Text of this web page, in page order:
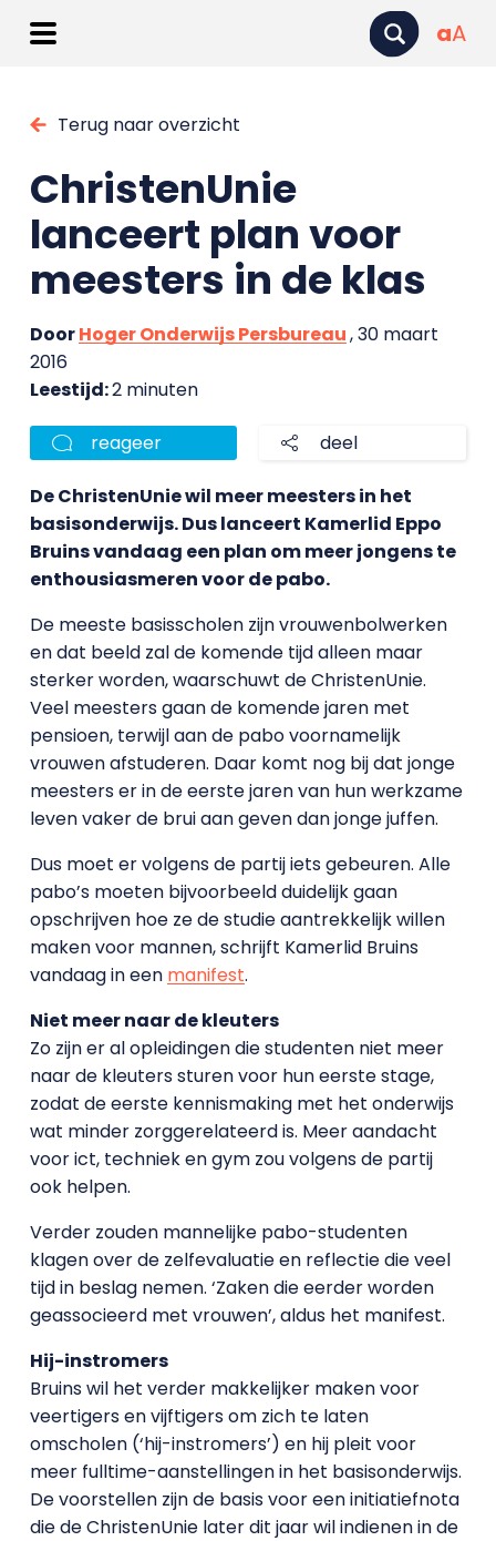
aA
Terug naar overzicht
ChristenUnie
lanceert plan voor
meesters in de klas
DoorHoger Onderwijs Persbureau, 30 maart
2016
Leestijd:2 minuten
reageer deel
De ChristenUnie wil meer meesters in het
basisonderwijs. Dus lanceert Kamerlid Eppo
Bruins vandaag een plan om meer jongens te
enthousiasmeren voor de pabo.
De meeste basisscholen zijn vrouwenbolwerken
en dat beeld zal de komende tijd alleen maar
sterker worden, waarschuwt de ChristenUnie.
Veel meesters gaan de komende jaren met
pensioen, terwijl aan de pabo voornamelijk
vrouwen afstuderen. Daar komt nog bij dat jonge
meesters er in de eerste jaren van hun werkzame
leven vaker de brui aan geven dan jonge juffen.
Dus moet er volgens de partij iets gebeuren. Alle
pabo’s moeten bijvoorbeeld duidelijk gaan
opschrijven hoe ze de studie aantrekkelijk willen
maken voor mannen, schrijft Kamerlid Bruins
vandaag in een manifest.
Niet meer naar de kleuters
Zo zijn er al opleidingen die studenten niet meer
naar de kleuters sturen voor hun eerste stage,
zodat de eerste kennismaking met het onderwijs
wat minder zorggerelateerd is. Meer aandacht
voor ict, techniek en gym zou volgens de partij
ook helpen.
Verder zouden mannelijke pabo-studenten
klagen over de zelfevaluatie en reflectie die veel
tijd in beslag nemen. ‘Zaken die eerder worden
geassocieerd met vrouwen’, aldus het manifest.
Hij-instromers
Bruins wil het verder makkelijker maken voor
veertigers en vijftigers om zich te laten
omscholen (‘hij-instromers’) en hij pleit voor
meer fulltime-aanstellingen in het basisonderwijs.
De voorstellen zijn de basis voor een initiatiefnota
die de ChristenUnie later dit jaar wil indienen in de